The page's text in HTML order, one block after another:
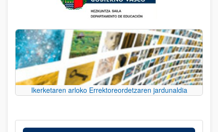
Ikerketaren arloko Errektoreordetzaren jardunaldia